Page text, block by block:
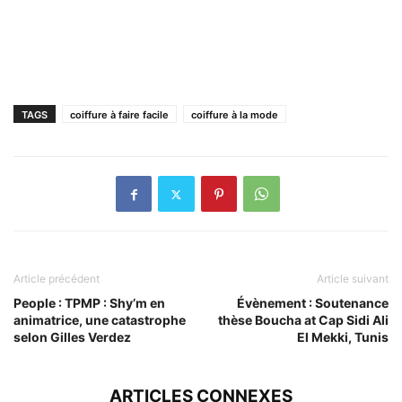
TAGS coiffure à faire facile coiffure à la mode
Article précédent
People : TPMP : Shy’m en
animatrice, une catastrophe
selon Gilles Verdez
Article suivant
Évènement : Soutenance
thèse Boucha at Cap Sidi Ali
El Mekki, Tunis
ARTICLES CONNEXES